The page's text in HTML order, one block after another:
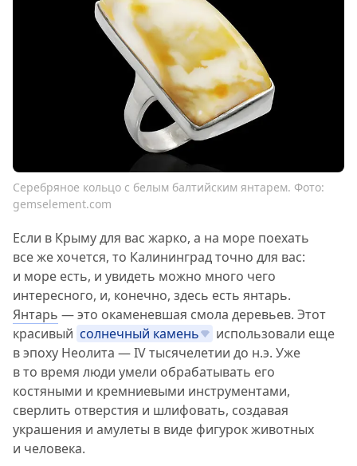
Серебряное кольцо с белым балтийским янтарем. Фото:
gemselement.com
Если в Крыму для вас жарко, а на море поехать
все же хочется, то Калининград точно для вас:
и море есть, и увидеть можно много чего
интересного, и, конечно, здесь есть янтарь.
Янтарь — это окаменевшая смола деревьев. Этот
красивый солнечный камень
использовали еще
в эпоху Неолита — IV тысячелетии до н.э. Уже
в то время люди умели обрабатывать его
костяными и кремниевыми инструментами,
сверлить отверстия и шлифовать, создавая
украшения и амулеты в виде фигурок животных
и человека.